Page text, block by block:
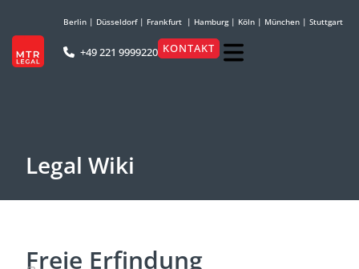
Berlin | Düsseldorf| Frankfurt | Hamburg| Köln | München | Stuttgart
+49 221 9999220 KONTAKT
Legal Wiki
Freie Erfindung